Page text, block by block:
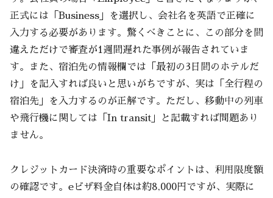
正式には「Business」を選択し、会社名を英語で正確に
入力する必要があります。驚くべきことに、この部分を間
違えただけで審査が1週間遅れた事例が報告されていま
す。また、宿泊先の情報欄では「最初の3日間のホテルだ
け」を記入すれば良いと思いがちですが、実は「全行程の
宿泊先」を入力するのが正解です。ただし、移動中の列車
や飛行機に関しては「In transit」と記載すれば問題あり
ません。
クレジットカード決済時の重要なポイントは、利用限度額
の確認です。eビザ料金自体は約8,000円ですが、実際に